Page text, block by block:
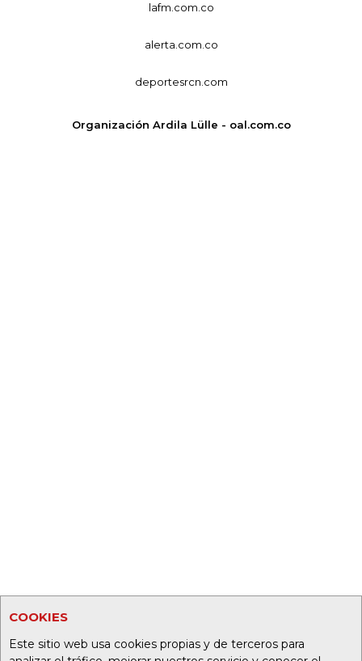
COOKIES
Este sitio web usa cookies propias y de terceros para
lafm.com.co
alerta.com.co
deportesrcn.com
Organización Ardila Lülle - oal.com.co